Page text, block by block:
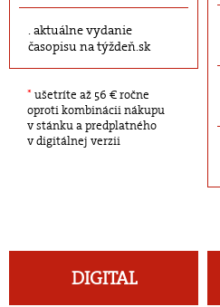
aktuálne vydanie
časopisu na týždeň.sk
* ušetríte až 56 € ročne
oproti kombinácii nákupu
v stánku a predplatného
v digitálnej verzii
DIGITAL